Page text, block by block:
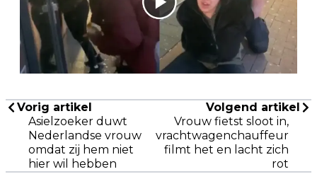
Vorig artikel
Asielzoeker duwt
Nederlandse vrouw
omdat zij hem niet
hier wil hebben
Volgend artikel
Vrouw fietst sloot in,
vrachtwagenchauffeur
filmt het en lacht zich
rot